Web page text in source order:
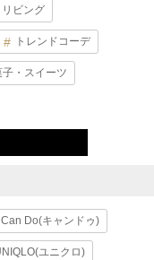
リビング
トレンドコーデ
子・スイーツ
Can Do(キャンドゥ)
ユニクロ)